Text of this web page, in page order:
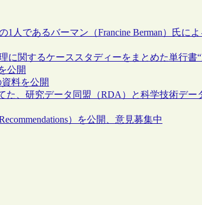
であるバーマン（Francine Berman）氏によ
関するケーススタディーをまとめた単行書
公開
料を公開
た、研究データ同盟（RDA）と科学技術デー
）を公開、意見募集中